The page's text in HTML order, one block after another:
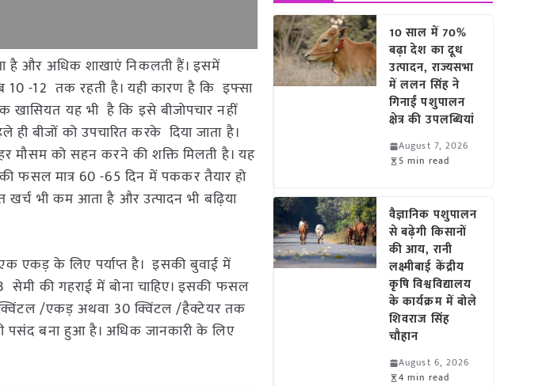
है और अधिक शाखाएं निकलती हैं। इसमें
10 -12 तक रहती है। यही कारण है कि इफ्सा
खासियत यह भी है कि इसे बीजोपचार नहीं
ही बीजों को उपचारित करके दिया जाता है।
को सहन करने की शक्ति मिलती है। यह
फसल मात्र 60 -65 दिन में पककर तैयार हो
खर्च भी कम आता है और उत्पादन भी बढ़िया
एकड़ के लिए पर्याप्त है। इसकी बुवाई में
की गहराई में बोना चाहिए। इसकी फसल
/एकड़ अथवा 30 क्विंटल /हैक्टेयर तक
पसंद बना हुआ है। अधिक जानकारी के लिए
10 साल में 70%
बढ़ा देश का दूध
उत्पादन, राज्यसभा
में ललन सिंह ने
गिनाईं पशुपालन
क्षेत्र की उपलब्धियां
August 7, 2026
5 min read
वैज्ञानिक पशुपालन
से बढ़ेगी किसानों
की आय, रानी
लक्ष्मीबाई केंद्रीय
कृषि विश्वविद्यालय
के कार्यक्रम में बोले
शिवराज सिंह
चौहान
August 6, 2026
4 min read